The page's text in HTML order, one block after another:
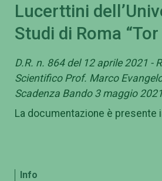
Lucerttini
Studi di Roma
D.R. n. 864 del 12 aprile 2021 -
Scientifico Prof. Marco
Scadenza Bando 3 maggio 2021
La documentazione è presente
Info